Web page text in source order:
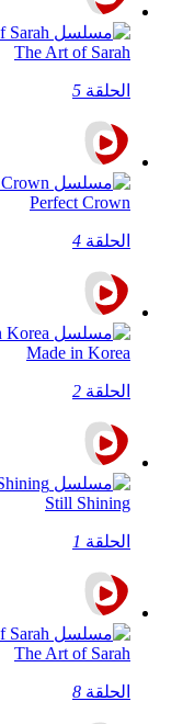
The Art of Sarah
الحلقة 5
Perfect Crown
الحلقة 4
Made in Korea
الحلقة 2
Still Shining
الحلقة 1
The Art of Sarah
الحلقة 8